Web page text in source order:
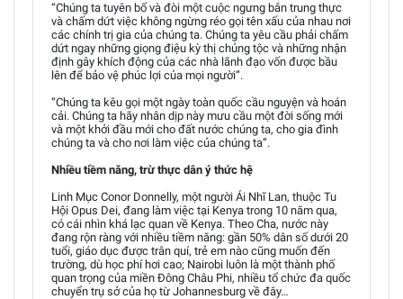
“Chúng ta tuyên bố và đòi một cuộc ngưng bắn trung thực
và chấm dứt việc không ngừng réo gọi tên xấu của nhau nơi
các chính trị gia của chúng ta. Chúng ta yêu cầu phải chấm
dứt ngay những giọng điệu kỳ thị chủng tộc và những nhận
định gây khích động của các nhà lãnh đạo vốn được bầu
lên để bảo vệ phúc lợi của mọi người”.
“Chúng ta kêu gọi một ngày toàn quốc cầu nguyện và hoán
cải. Chúng ta hãy nhân dịp này mưu cầu một đời sống mới
và một khởi đầu mới cho đất nước chúng ta, cho gia đình
chúng ta và cho nơi làm việc của chúng ta”.
Nhiều tiềm năng, trừ thực dân ý thức hệ
Linh Mục Conor Donnelly, một người Ái Nhĩ Lan, thuộc Tu
Hội Opus Dei, đang làm việc tại Kenya trong 10 năm qua,
có cái nhìn khá lạc quan về Kenya. Theo Cha, nước này
đang rộn ràng với nhiều tiềm năng: gần 50% dân số dưới 20
tuổi, giáo dục được trân quí, trẻ em nào cũng muốn đến
trường, dù học phí hơi cao; Nairobi luôn là một thành phố
quan trọng của miền Đông Châu Phi, nhiều tổ chức đa quốc
chuyển trụ sở của họ từ Johannesburg về đây…